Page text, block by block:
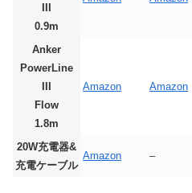
III
0.9m
Anker
PowerLine
III
Flow
1.8m
Amazon Amazon
20W充電器&
充電ケーブル
Amazon –